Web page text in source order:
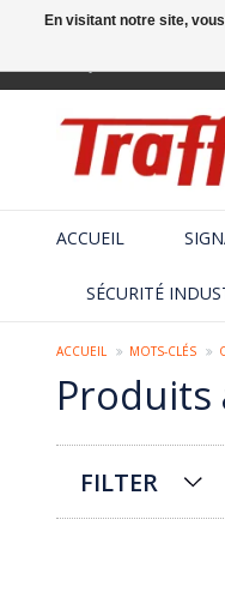
ACCUEIL
SÉCURITÉ
ACCUEIL MOTS-CLÉS
Produits
FILTER
En visitant notre site,